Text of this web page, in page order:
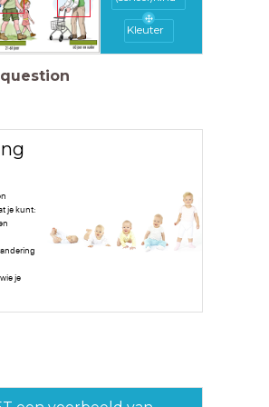
Kleuter
je kunt:
je